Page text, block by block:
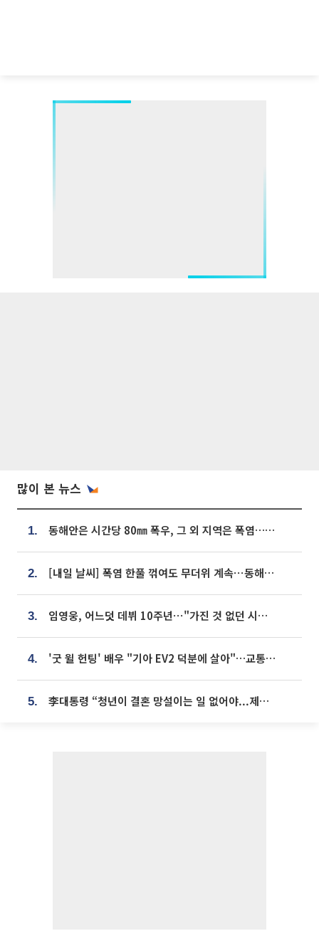
많이 본 뉴스
1. 동해안은 시간당 80㎜ 폭우, 그 외 지역은 폭염…‘극과 극 날씨’
2. [내일 날씨] 폭염 한풀 꺾여도 무더위 계속⋯동해안 이틀 연속 비
3. 임영웅, 어느덧 데뷔 10주년⋯"가진 것 없던 시절, 내 앞엔 20명의 팬뿐"
4. '굿 윌 헌팅' 배우 "기아 EV2 덕분에 살아"…교통사고 후 안전성 극찬
5. 李대통령 “청년이 결혼 망설이는 일 없어야...제도상 불이익 조사”